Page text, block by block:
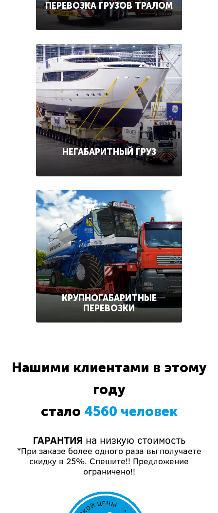
ПЕРЕВОЗКА ГРУЗОВ ТРАЛОМ
НЕГАБАРИТНЫЙ ГРУЗ
КРУПНОГАБАРИТНЫЕ
ПЕРЕВОЗКИ
Нашими клиентами в этому
году
стало 4560 человек
ГАРАНТИЯ на низкую стоимость
*При заказе более одного раза вы получаете
скидку в 25%. Спешите!! Предложение
ограничено!!